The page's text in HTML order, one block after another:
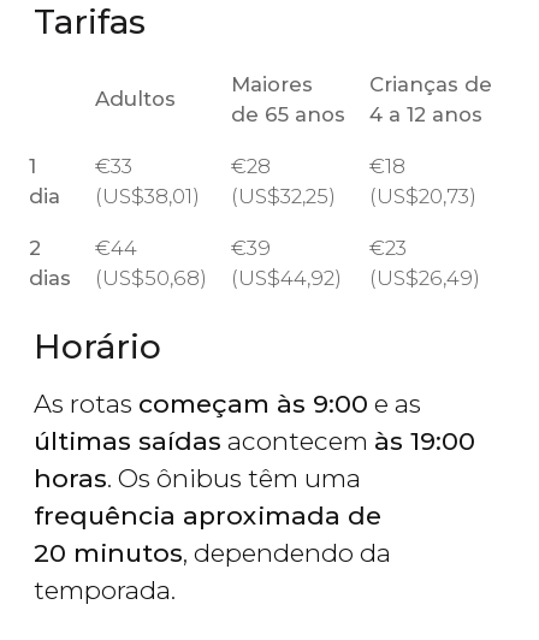
Tarifas
Adultos
Maiores
de 65 anos
Crianças de
4 a 12 anos
1
dia
€33
(US$38,01)
€28
(US$32,25)
€18
(US$20,73)
2
dias
€44
(US$50,68)
€39
(US$44,92)
€23
(US$26,49)
Horário
As rotas começam às 9:00 e as
últimas saídas acontecem às 19:00
horas. Os ônibus têm uma
frequência aproximada de
20 minutos, dependendo da
temporada.